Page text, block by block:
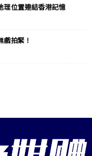
理位置連結香港記憶
拍緊！